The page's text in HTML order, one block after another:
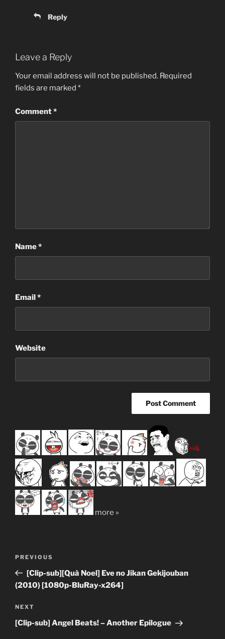
Reply
Leave a Reply
Your email address will not be published. Required
fields are marked *
Comment*
Name*
Email*
Website
more »
Previous
Post
PREVIOUS
[Clip-sub][Quà Noel] Eve no Jikan Gekijouban
(2010) [1080p-BluRay-x264]
Next
Post
NEXT
[Clip-sub] Angel Beats! – Another Epilogue